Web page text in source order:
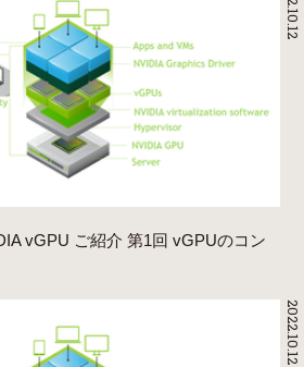
vGPU ご紹介 第1回 vGPUのコン
2022.10.12